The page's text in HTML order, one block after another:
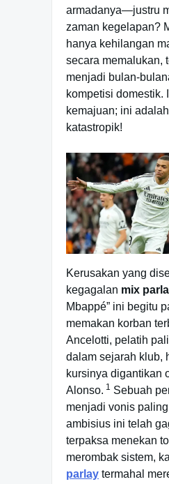
armadanya—justru
zaman kegelapan?
hanya kehilangan
secara memalukan,
menjadi bulan-
kompetisi domestik.
kemajuan; ini
katastropik!
Kerusakan yang
kegagalan mix
Mbappé” ini begitu
memakan korban
Ancelotti, pelatih
dalam sejarah klub,
kursinya digantikan
Alonso. 1 Sebuah
menjadi vonis
ambisius ini telah
terpaksa menekan
merombak sistem,
parlay termahal